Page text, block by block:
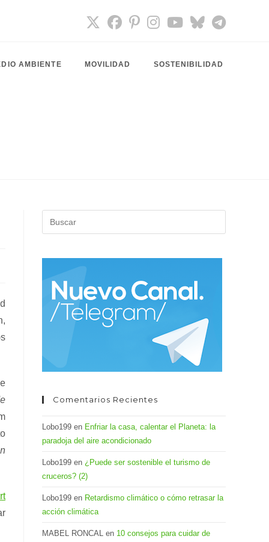
AMBIENTE MOVILIDAD SOSTENIBILIDAD
Escape
Comentarios Recientes
Lobo199 en Enfriar la casa, calentar el Planeta: la
paradoja del aire acondicionado
Lobo199 en ¿Puede ser sostenible el turismo de
cruceros? (2)
Lobo199 en Retardismo climático o cómo retrasar la
acción climática
MABEL RONCAL en 10 consejos para cuidar de